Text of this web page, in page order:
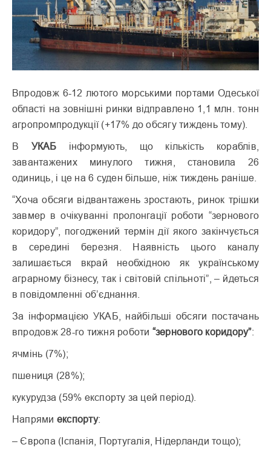
Впродовж 6-12 лютого морськими портами Одеської
області на зовнішні ринки відправлено 1,1 млн. тонн
агропромпродукції (+17% до обсягу тиждень тому).
В УКАБ інформують, що кількість кораблів,
завантажених минулого тижня, становила 26
одиниць, і це на 6 суден більше, ніж тиждень раніше.
“Хоча обсяги відвантажень зростають, ринок трішки
завмер в очікуванні пролонгації роботи “зернового
коридору”, погоджений термін дії якого закінчується
в середині березня. Наявність цього каналу
залишається вкрай необхідною як українському
аграрному бізнесу, так і світовій спільноті”, – йдеться
в повідомленні об’єднання.
За інформацією УКАБ, найбільші обсяги постачань
впродовж 28-го тижня роботи “зернового коридору”:
ячмінь (7%);
пшениця (28%);
кукурудза (59% експорту за цей період).
Напрями експорту:
– Європа (Іспанія, Португалія, Нідерланди тощо);